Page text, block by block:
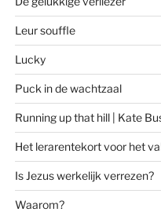
Leur souffle
Lucky
Puck in de wachtzaal
Running up that hill | Kate
Het lerarentekort voor het
Is Jezus werkelijk verrezen?
Waarom?